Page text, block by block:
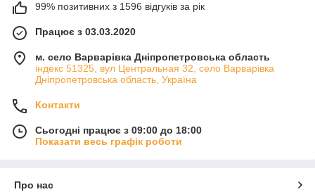
99% позитивних з 1596 відгуків за рік
Працює з 03.03.2020
м. село Варварівка Дніпропетровська область
індекс 51325, вул Центральная 32, село Варварівка
Дніпропетровська область, Україна
Контакти
Сьогодні працює з 09:00 до 18:00
Показати весь графік роботи
Про нас